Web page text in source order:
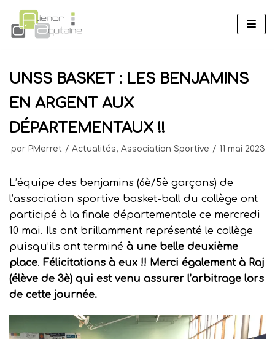
Aller
au
UNSS BASKET : LES BENJAMINS
EN ARGENT AUX
DÉPARTEMENTAUX !!
par PMerret Actualités, Association Sportive 11 mai 2023
L’équipe des benjamins (6è/5è garçons) de
l’association sportive basket-ball du collège ont
participé à la finale départementale ce mercredi
10 mai. Ils ont brillamment représenté le collège
puisqu’ils ont terminé à une belle deuxième
place. Félicitations à eux !! Merci également à Raj
(élève de 3è) qui est venu assurer l’arbitrage lors
de cette journée.